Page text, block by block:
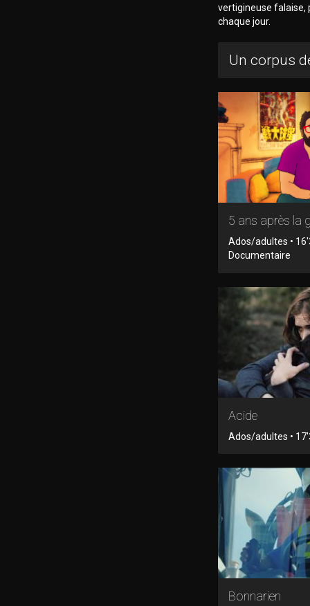
vertigineuse falaise,
chaque jour.
Un corpus
5 ans après la
Ados/adultes •
Documentaire
Acide
Ados/adultes •
Bonnarien